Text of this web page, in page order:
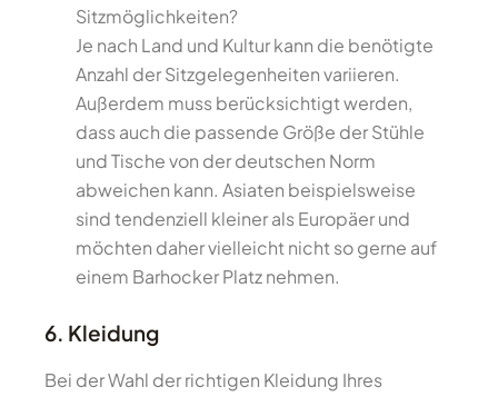
Sitzmöglichkeiten?
Je nach Land und Kultur kann die benötigte
Anzahl der Sitzgelegenheiten variieren.
Außerdem muss berücksichtigt werden,
dass auch die passende Größe der Stühle
und Tische von der deutschen Norm
abweichen kann. Asiaten beispielsweise
sind tendenziell kleiner als Europäer und
möchten daher vielleicht nicht so gerne auf
einem Barhocker Platz nehmen.
6. Kleidung
Bei der Wahl der richtigen Kleidung Ihres